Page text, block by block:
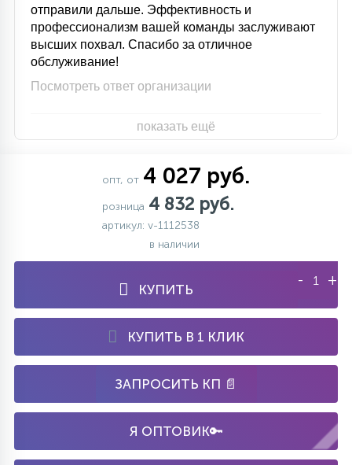
отправили дальше. Эффективность и
профессионализм вашей команды заслуживают
высших похвал. Спасибо за отличное
обслуживание!
Посмотреть ответ организации
показать ещё
опт, от 4 027 руб.
розница 4 832 руб.
артикул: v-1112538
в наличии
КУПИТЬ
- +
КУПИТЬ В 1 КЛИК
ЗАПРОСИТЬ КП 📄
Я ОПТОВИК🔑